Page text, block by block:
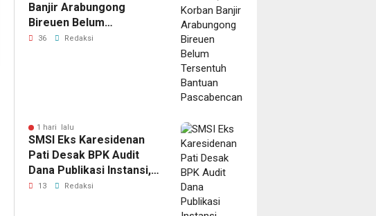
Banjir Arabungong
Bireuen Belum
Tersentuh Bantuan
36 Redaksi
1 hari lalu
SMSI Eks Karesidenan
Pati Desak BPK Audit
Dana Publikasi Instansi,
Hanya untuk Perusahaan
13 Redaksi